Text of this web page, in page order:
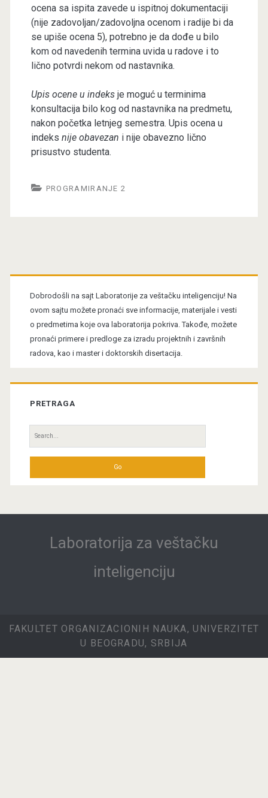
ocena sa ispita zavede u ispitnoj dokumentaciji
(nije zadovoljan/zadovoljna ocenom i radije bi da
se upiše ocena 5), potrebno je da dođe u bilo
kom od navedenih termina uvida u radove i to
lično potvrdi nekom od nastavnika.
Upis ocene u indeksje moguć u terminima
konsultacija bilo kog od nastavnika na predmetu,
nakon početka letnjeg semestra. Upis ocena u
indeks nije obavezan i nije obavezno lično
prisustvo studenta.
PROGRAMIRANJE 2
Primary
Sidebar
Dobrodošli na sajt Laboratorije za veštačku inteligenciju! Na
ovom sajtu možete pronaći sve informacije, materijale i vesti
o predmetima koje ova laboratorija pokriva. Takođe, možete
pronaći primere i predloge za izradu projektnih i završnih
radova, kao i master i doktorskih disertacija.
PRETRAGA
Search
for:
Laboratorija za veštačku
inteligenciju
FAKULTET ORGANIZACIONIH NAUKA, UNIVERZITET
U BEOGRADU, SRBIJA